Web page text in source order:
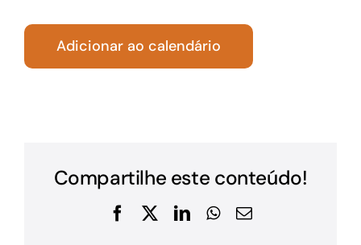
Adicionar ao calendário
Compartilhe este conteúdo!
Facebook
X LinkedInWhatsApp
E-